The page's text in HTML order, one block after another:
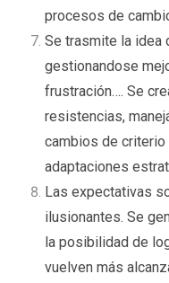
procesos de
Se trasmite la idea
gestionandose
frustración…. Se
resistencias,
cambios de
adaptaciones
Las expectativas
ilusionantes. Se
la posibilidad de
vuelven más